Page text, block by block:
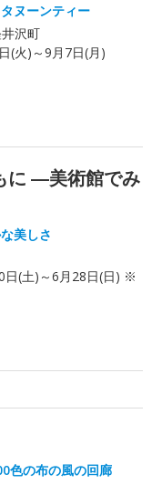
ヌーンティー
沢町
(火)～9月7日(月)
に ―美術館でみ
美しさ
日(土)～6月28日(日) ※
色の布の風の回廊